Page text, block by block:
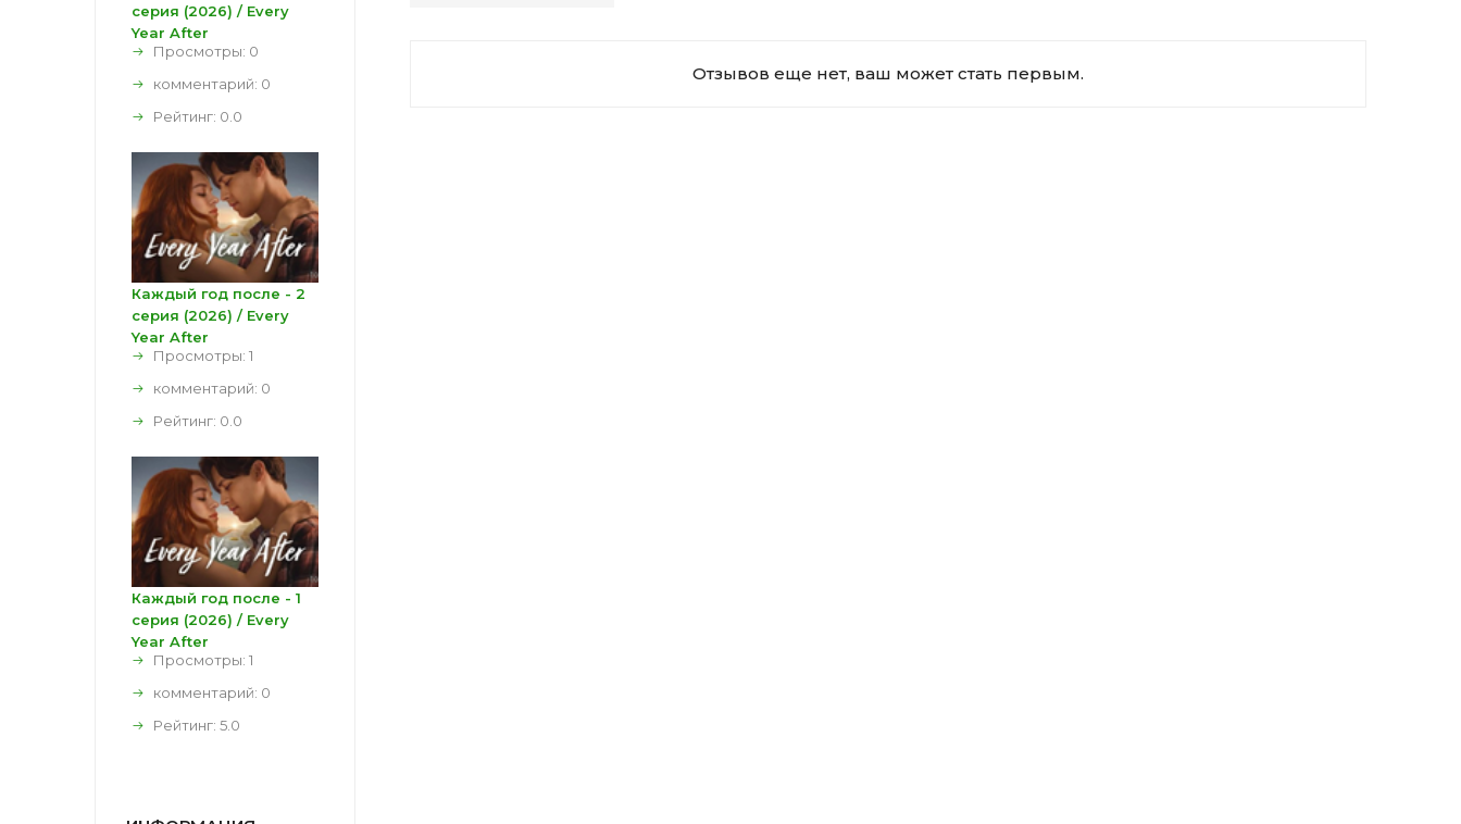
Отзывов еще нет, ваш может стать первым.
серия (2026) / Every
Year After
Просмотры: 0
комментарий: 0
Рейтинг: 0.0
Каждый год после - 2
серия (2026) / Every
Year After
Просмотры: 1
комментарий: 0
Рейтинг: 0.0
Каждый год после - 1
серия (2026) / Every
Year After
Просмотры: 1
комментарий: 0
Рейтинг: 5.0